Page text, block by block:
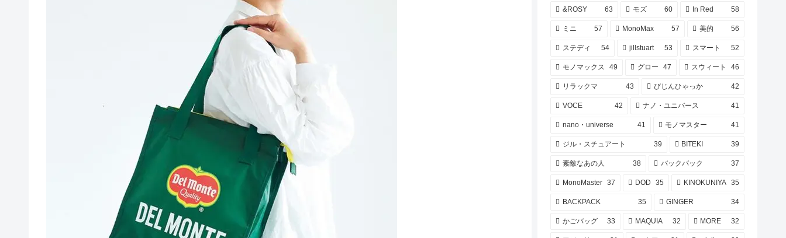
&ROSY 63 モズ 60 In Red 58
ミニ 57 MonoMax 57 美的 56
ステディ 54 jillstuart 53 スマート 52
モノマックス 49 グロー 47 スウィート 46
リラックマ 43 びじんひゃっか 42
VOCE 42 ナノ・ユニバース 41
nano・universe 41 モノマスター 41
ジル・スチュアート 39 BITEKI 39
素敵なあの人 38 バックパック 37
MonoMaster 37 DOD 35 KINOKUNIYA 35
BACKPACK 35 GINGER 34
かごバッグ 33 MAQUIA 32 MORE 32